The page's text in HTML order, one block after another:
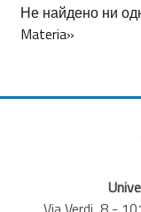
Не найдено ни
Materia»